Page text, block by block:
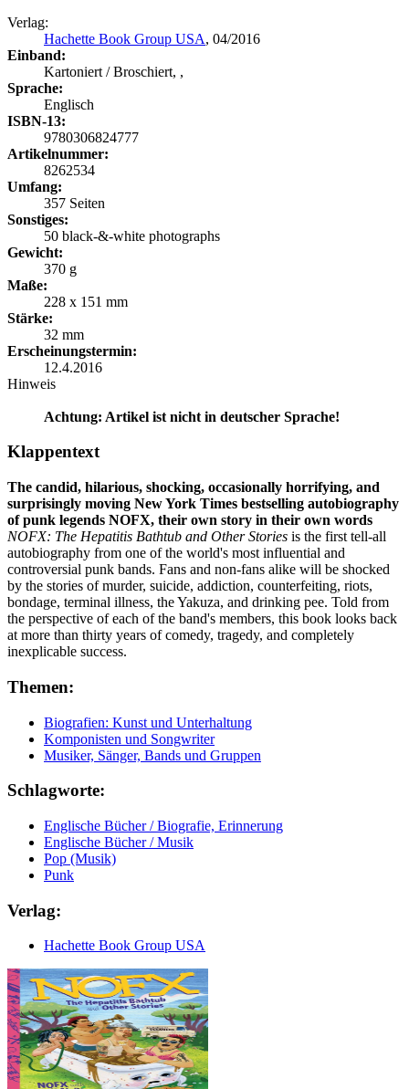
Verlag:
Hachette Book Group USA, 04/2016
Einband:
Kartoniert / Broschiert, ,
Sprache:
Englisch
ISBN-13:
9780306824777
Artikelnummer:
8262534
Umfang:
357 Seiten
Sonstiges:
50 black-&-white photographs
Gewicht:
370 g
Maße:
228 x 151 mm
Stärke:
32 mm
Erscheinungstermin:
12.4.2016
Hinweis
Achtung: Artikel ist nicht in deutscher Sprache!
Klappentext
The candid, hilarious, shocking, occasionally horrifying, and
surprisingly moving New York Times bestselling autobiography
of punk legends NOFX, their own story in their own words
NOFX: The Hepatitis Bathtub and Other Stories is the first tell-all
autobiography from one of the world's most influential and
controversial punk bands. Fans and non-fans alike will be shocked
by the stories of murder, suicide, addiction, counterfeiting, riots,
bondage, terminal illness, the Yakuza, and drinking pee. Told from
the perspective of each of the band's members, this book looks back
at more than thirty years of comedy, tragedy, and completely
inexplicable success.
Themen:
Biografien: Kunst und Unterhaltung
Komponisten und Songwriter
Musiker, Sänger, Bands und Gruppen
Schlagworte:
Englische Bücher / Biografie, Erinnerung
Englische Bücher / Musik
Pop (Musik)
Punk
Verlag:
Hachette Book Group USA